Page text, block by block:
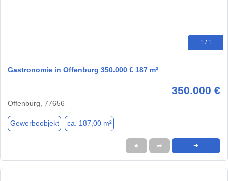
1 / 1
Gastronomie in Offenburg 350.000 € 187 m²
350.000 €
Offenburg, 77656
Gewerbeobjekt ca. 187,00 m²
★ ➦ ➜